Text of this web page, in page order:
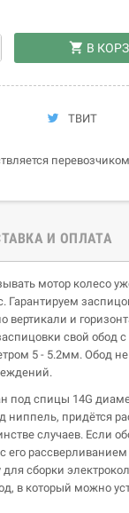
shopping_cart В
ТВИТ
перевозчиком
И ОПЛАТА
мотор колесо
Гарантируем
вертикали и
свой обод с
5 - 5.2мм. Обод
под спицы 14G
ниппель, придётся
случаев. Если
его рассверливанием
сборки
в который можно